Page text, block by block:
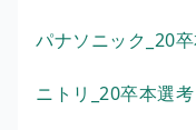
パナソニック_20
ニトリ_20卒本選考